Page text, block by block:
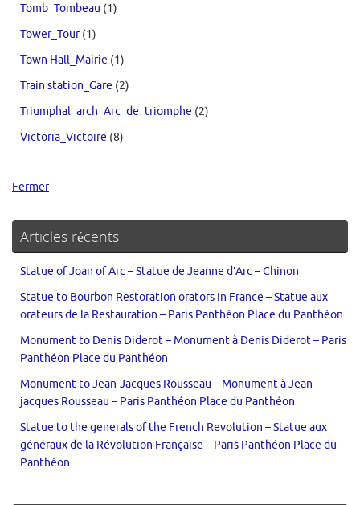
Tomb_Tombeau (1)
Tower_Tour(1)
Town Hall_Mairie (1)
Train station_Gare (2)
Triumphal_arch_Arc_de_triomphe (2)
Victoria_Victoire (8)
Fermer
Articles récents
Statue of Joan of Arc – Statue de Jeanne d’Arc – Chinon
Statue to Bourbon Restoration orators in France – Statue aux
orateurs de la Restauration – Paris Panthéon Place du Panthéon
Monument to Denis Diderot – Monument à Denis Diderot – Paris
Panthéon Place du Panthéon
Monument to Jean-Jacques Rousseau – Monument à Jean-
jacques Rousseau – Paris Panthéon Place du Panthéon
Statue to the generals of the French Revolution – Statue aux
généraux de la Révolution Française – Paris Panthéon Place du
Panthéon